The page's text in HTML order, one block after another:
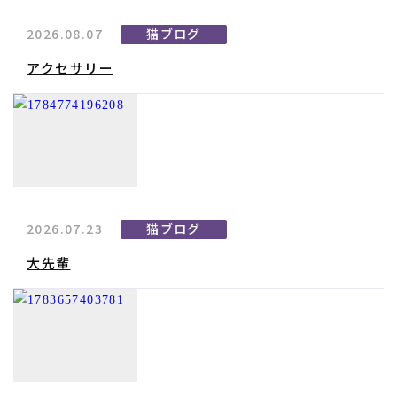
2026.08.07 猫ブログ
アクセサリー
2026.07.23 猫ブログ
大先輩